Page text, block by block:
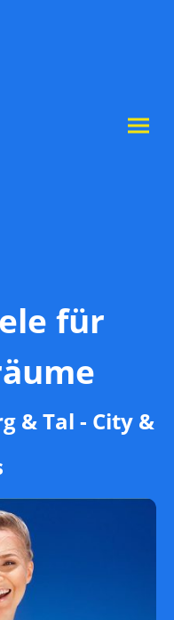
für
& Tal - City &